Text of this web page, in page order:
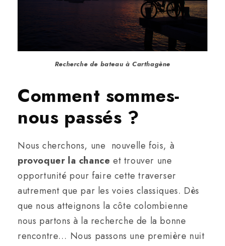
Recherche de bateau à Carthagène
Comment sommes-
nous passés ?
Nous cherchons, une nouvelle fois, à
provoquer la chance et trouver une
opportunité pour faire cette traverser
autrement que par les voies classiques. Dès
que nous atteignons la côte colombienne
nous partons à la recherche de la bonne
rencontre… Nous passons une première nuit